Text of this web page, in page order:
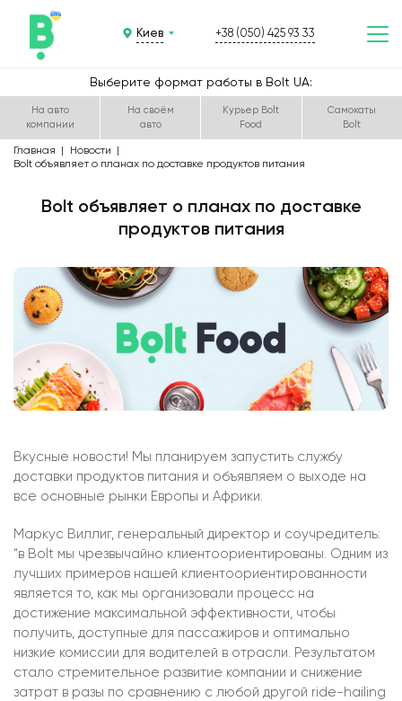
Киев +38 (050) 425 93 33
Выберите формат работы в Bolt UA:
На авто
компании
На своём
авто
Курьер Bolt
Food
Самокаты
Bolt
Главная
Новости
Bolt объявляет о планах по доставке продуктов питания
Bolt объявляет о планах по доставке
продуктов питания
Вкусные новости! Мы планируем запустить службу
доставки продуктов питания и объявляем о выходе на
все основные рынки Европы и Африки.
Маркус Виллиг, генеральный директор и соучредитель:
“в Bolt мы чрезвычайно клиентоориентированы. Одним из
лучших примеров нашей клиентоориентированности
является то, как мы организовали процесс на
достижение максимальной эффективности, чтобы
получить, доступные для пассажиров и оптимально
низкие комиссии для водителей в отрасли. Результатом
стало стремительное развитие компании и снижение
затрат в разы по сравнению с любой другой ride-hailing